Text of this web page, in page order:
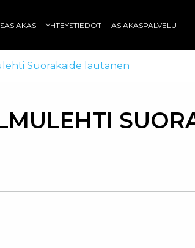
YHTEYSTIEDOT ASIAKASPALVELU
Suorakaide lautanen